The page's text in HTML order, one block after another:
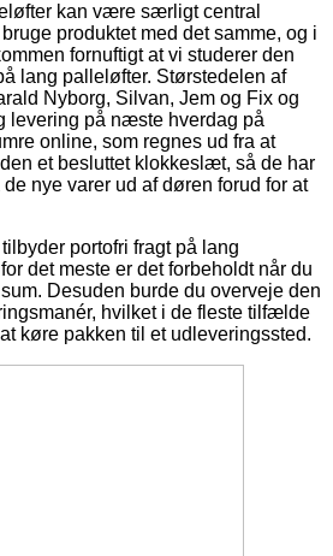
kan være særligt central
produktet med det samme, og i
fornuftigt at vi studerer den
lang palleløfter. Størstedelen af
Nyborg, Silvan, Jem og Fix og
levering på næste hverdag på
online, som regnes ud fra at
et besluttet klokkeslæt, så de har
nye varer ud af døren forud for at
portofri fragt på lang
det meste er det forbeholdt når du
Desuden burde du overveje den
hvilket i de fleste tilfælde
køre pakken til et udleveringssted.